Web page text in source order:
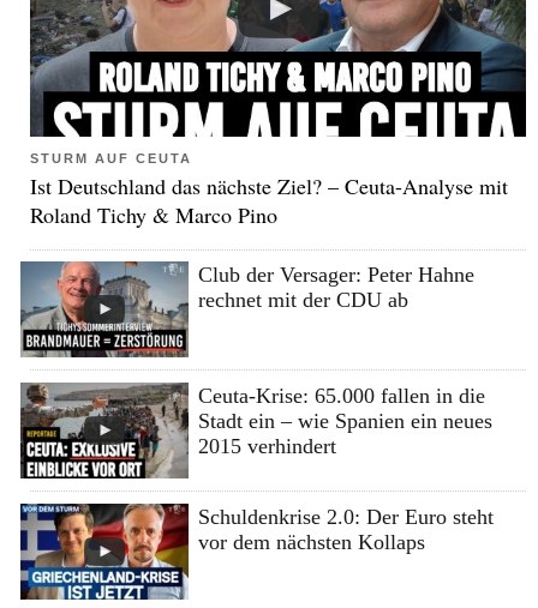
STURM AUF CEUTA
Ist Deutschland das nächste Ziel? – Ceuta-Analyse mit
Roland Tichy & Marco Pino
Club der Versager: Peter Hahne
rechnet mit der CDU ab
Ceuta-Krise: 65.000 fallen in die
Stadt ein – wie Spanien ein neues
2015 verhindert
Schuldenkrise 2.0: Der Euro steht
vor dem nächsten Kollaps